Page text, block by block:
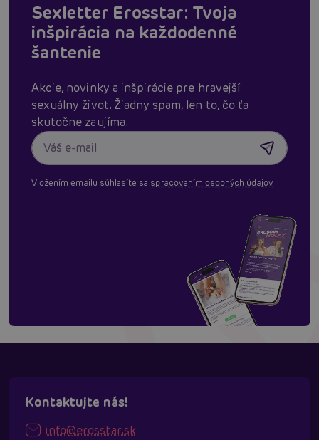
Sexletter Erosstar: Tvoja
inšpirácia na každodenné
šantenie
Akcie, novinky a inšpirácie pre hravejší
sexuálny život. Žiadny spam, len to, čo ťa
skutočne zaujíma.
Vložením emailu súhlasíte sa spracovaním osobných údajov
Kontaktujte nás!
info@erosstar.sk